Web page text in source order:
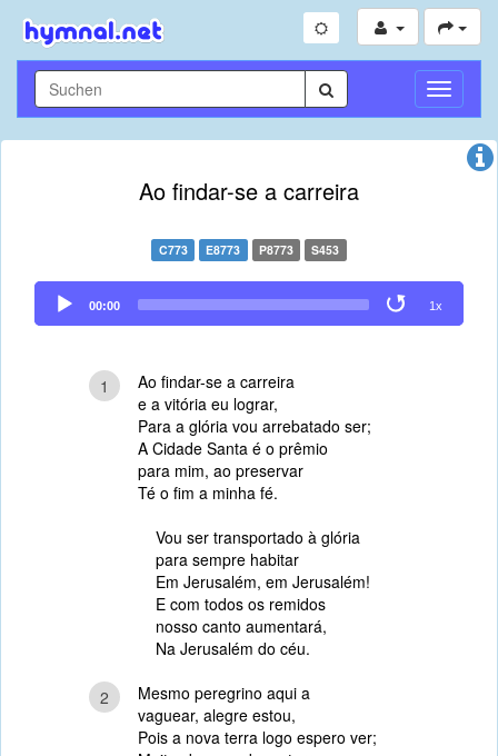
Ao findar-se a carreira
C773 E8773 P8773 S453
Audio
Player
00:00 1x
1
Ao findar-se a carreira
e a vitória eu lograr,
Para a glória vou arrebatado ser;
A Cidade Santa é o prêmio
para mim, ao preservar
Té o fim a minha fé.
Vou ser transportado à glória
para sempre habitar
Em Jerusalém, em Jerusalém!
E com todos os remidos
nosso canto aumentará,
Na Jerusalém do céu.
2
Mesmo peregrino aqui a
vaguear, alegre estou,
Pois a nova terra logo espero ver;